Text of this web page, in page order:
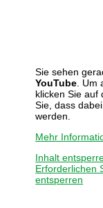
Sie sehen
YouTube .
klicken Sie auf
Sie, dass
werden.
Mehr
Inhalt
Erforderlichen
entsperren